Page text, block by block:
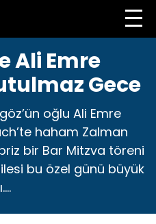
Ali Emre
Gece
oğlu Ali Emre
haham Zalman
bir Bar Mitzva töreni
bu özel günü büyük